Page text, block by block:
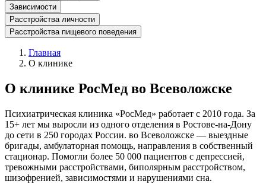
Зависимости
Расстройства личности
Расстройства пищевого поведения
Главная
О клинике
О клинике РосМед во Всеволожске
Психиатрическая клиника «РосМед» работает с 2010 года. За
15+ лет мы выросли из одного отделения в Ростове-на-Дону
до сети в 250 городах России. во Всеволожске — выездные
бригады, амбулаторная помощь, направления в собственный
стационар. Помогли более 50 000 пациентов с депрессией,
тревожными расстройствами, биполярным расстройством,
шизофренией, зависимостями и нарушениями сна.